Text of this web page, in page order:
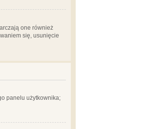
one również
się, usunięcie
panelu użytkownika;